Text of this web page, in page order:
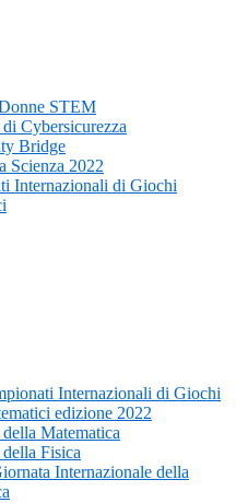
STEM
Cybersicurezza
Bridge
Scienza 2022
Internazionali di Giochi
Internazionali di Giochi
edizione 2022
Matematica
Fisica
Internazionale della